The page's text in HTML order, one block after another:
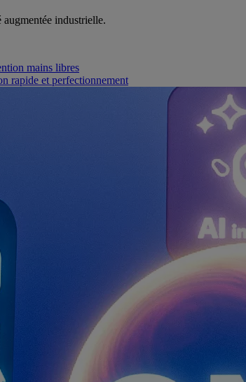
industrielle.
mains libres
rapide et perfectionnement